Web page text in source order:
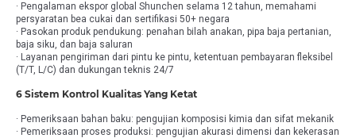
· Pengalaman ekspor global Shunchen selama 12 tahun, memahami
persyaratan bea cukai dan sertifikasi 50+ negara
· Pasokan produk pendukung: penahan bilah anakan, pipa baja pertanian,
baja siku, dan baja saluran
· Layanan pengiriman dari pintu ke pintu, ketentuan pembayaran fleksibel
(T/T, L/C) dan dukungan teknis 24/7
6 Sistem Kontrol Kualitas Yang Ketat
· Pemeriksaan bahan baku: pengujian komposisi kimia dan sifat mekanik
· Pemeriksaan proses produksi: pengujian akurasi dimensi dan kekerasan